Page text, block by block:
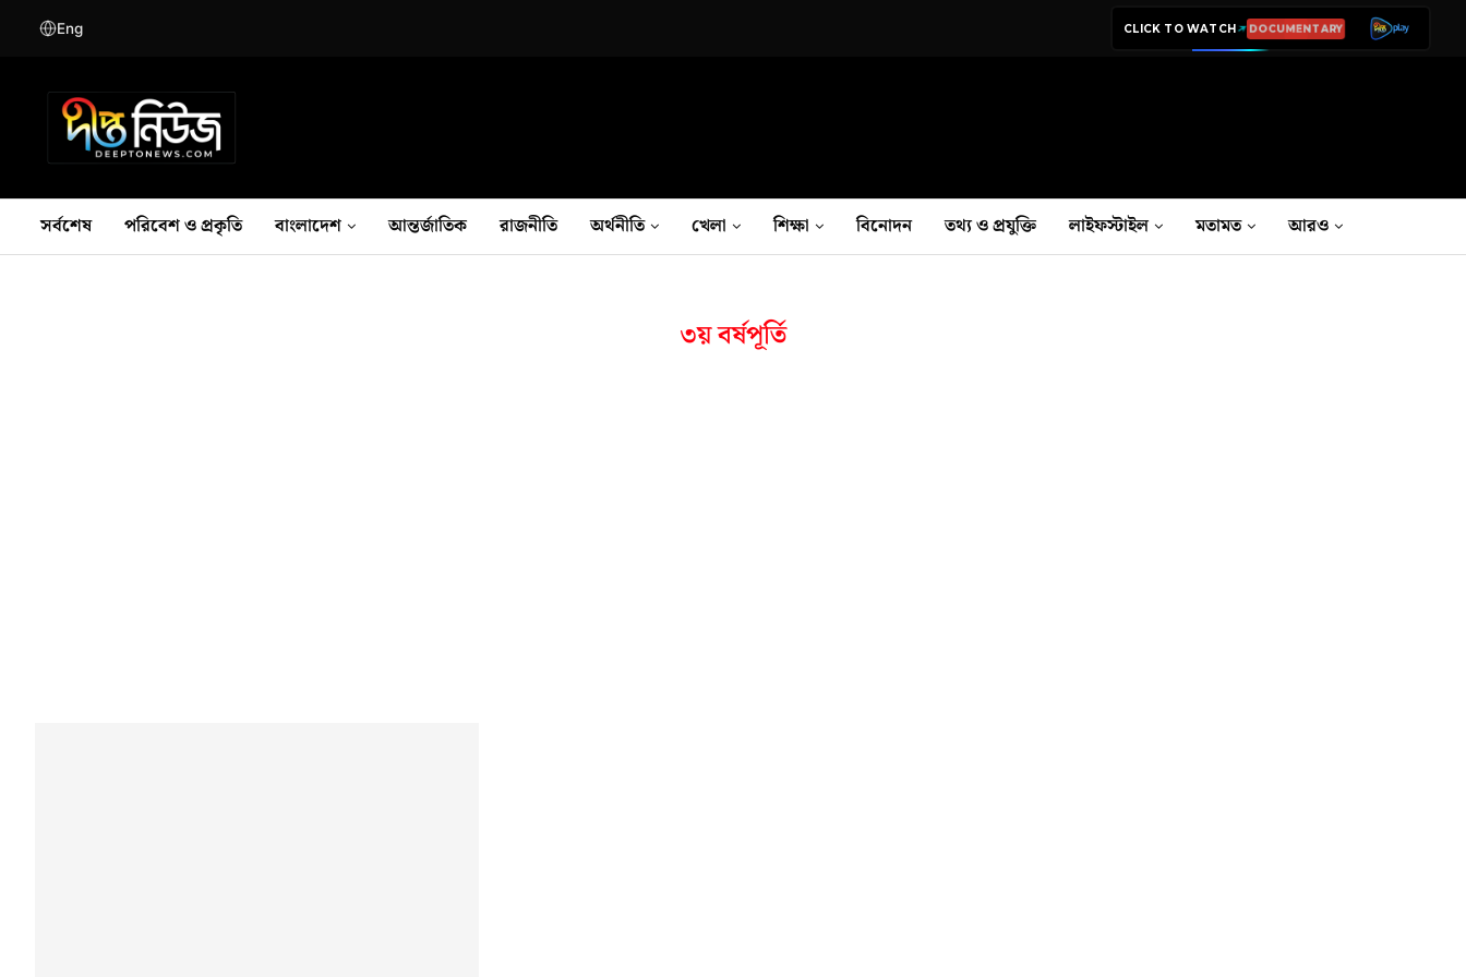
Eng CLICK TO WATCH LIVE TV
সর্বশেষ পরিবেশ ও প্রকৃতি বাংলাদেশ আন্তর্জাতিক রাজনীতি অর্থনীতি খেলা শিক্ষা বিনোদন তথ‍্য ও প্রযুক্তি লাইফস্টাইল মতামত আরও
৩য় বর্ষপূর্তি